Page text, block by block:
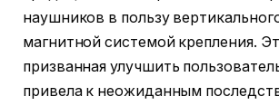
наушников в пользу
магнитной системой крепления.
призванная улучшить
привела к неожиданным